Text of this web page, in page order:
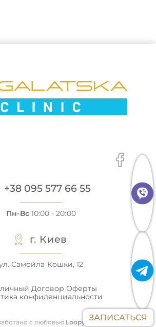
+38 095 577 66 55
Пн-Вс10:00 - 20:00
г. Киев
Самойла Кошки, 12
Договор Оферты
конфиденциальности
с любовью LoopyLab
ЗАПИСАТЬСЯ